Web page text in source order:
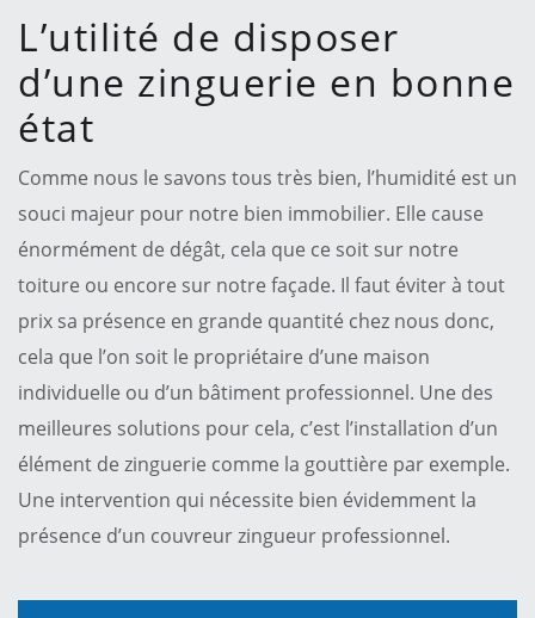
L’utilité de disposer
d’une zinguerie en bonne
état
Comme nous le savons tous très bien, l’humidité est un
souci majeur pour notre bien immobilier. Elle cause
énormément de dégât, cela que ce soit sur notre
toiture ou encore sur notre façade. Il faut éviter à tout
prix sa présence en grande quantité chez nous donc,
cela que l’on soit le propriétaire d’une maison
individuelle ou d’un bâtiment professionnel. Une des
meilleures solutions pour cela, c’est l’installation d’un
élément de zinguerie comme la gouttière par exemple.
Une intervention qui nécessite bien évidemment la
présence d’un couvreur zingueur professionnel.